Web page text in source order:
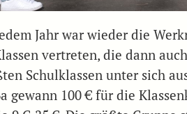
Jahr war wieder die
vertreten, die dann
Schulklassen unter sich
gewann 100 € für die